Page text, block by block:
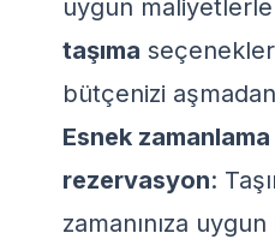
uygun
taşıma
bütçenizi
Esnek zamanlama
rezervasyon:
zamanınıza